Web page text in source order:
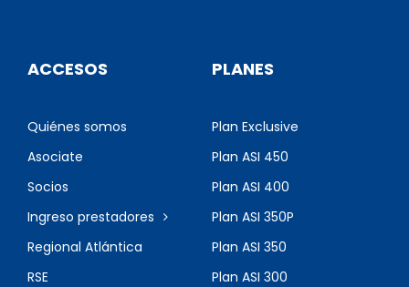
ACCESOS
Quiénes somos
Asociate
Socios
Ingreso prestadores
Regional Atlántica
RSE
PLANES
Plan Exclusive
Plan ASI 450
Plan ASI 400
Plan ASI 350P
Plan ASI 350
Plan ASI 300